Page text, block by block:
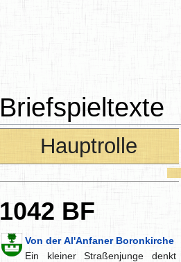
Briefspieltexte
Hauptrolle
1042 BF
Von der Al'Anfaner Boronkirche
Ein kleiner Straßenjunge denkt